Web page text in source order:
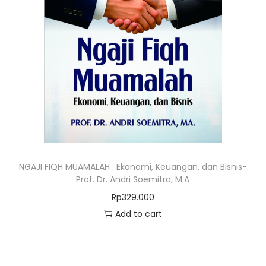
NGAJI FIQH MUAMALAH : Ekonomi, Keuangan, dan Bisnis-
Prof. Dr. Andri Soemitra, M.A
Rp329.000
Add to cart